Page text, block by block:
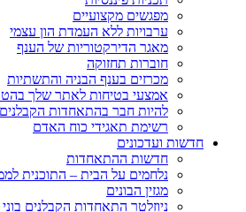
מפגשים מקצועיים
ערבויות ללא העמדת הון עצמי
מאגר הדירקטוריות של הענף
חוברות תחזוקה
מכרזים בענף הבניה והתשתיות
אמצעי בטיחות לאתר שלך
להיות חבר בהתאחדות
רשימת תאגידי כוח האדם
חדשות ועדכונים
חדשות ההתאחדות
נלחמים על הבית – התוכנית
מגזין הבונים
ניוזלטר התאחדות הקבלנים